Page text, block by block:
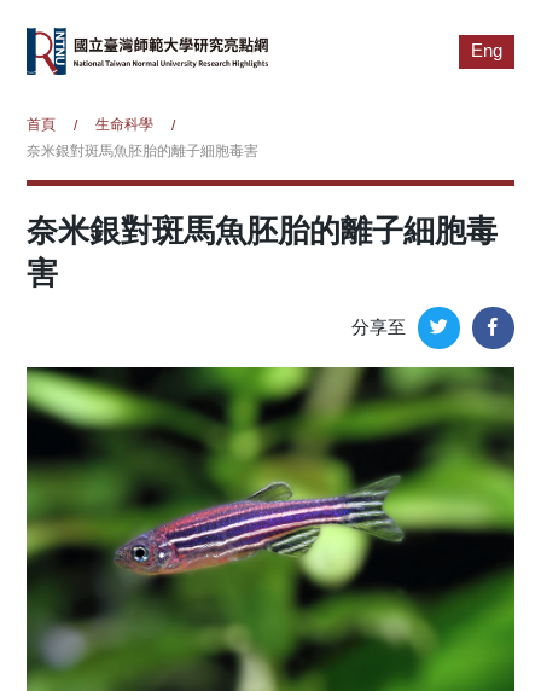
Eng
首頁 / 生命科學
/
奈米銀對斑馬魚胚胎的離子細胞毒害
奈米銀對斑馬魚胚胎的離子細胞毒
害
分享至